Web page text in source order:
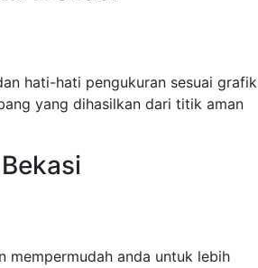
hati-hati pengukuran sesuai grafik
yang dihasilkan dari titik aman
mempermudah anda untuk lebih